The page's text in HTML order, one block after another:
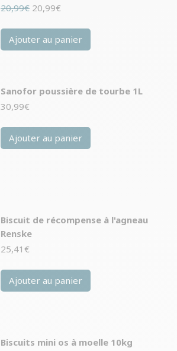
20,99€ Le
initial
était :
20,99€.
20,99€
actuel
est :
20,99€.
Ajouter au panier
Sanofor poussière de tourbe 1L
30,99€
Ajouter au panier
Biscuit de récompense à l'agneau
Renske
25,41 €
Ajouter au panier
Biscuits mini os à moelle 10kg